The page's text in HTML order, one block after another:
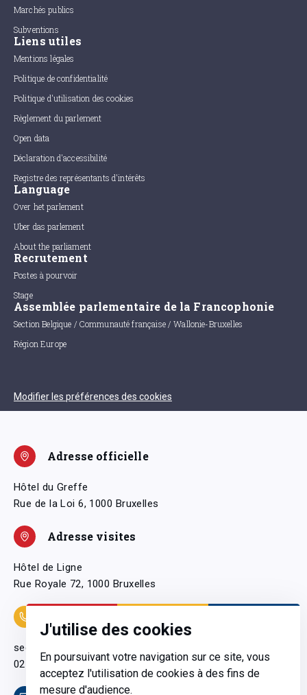
J'utilise des cookies
En poursuivant votre navigation sur ce site, vous
acceptez l'utilisation de cookies à des fins de
mesure d'audience.
Marchés publics
Subventions
Liens utiles
Mentions légales
Politique de confidentialité
Politique d'utilisation des cookies
Règlement du parlement
Open data
Déclaration d'accessibilité
Registre des représentants d'intérêts
Language
Over het parlement
Uber das parlement
About the parliament
Recrutement
Postes à pourvoir
Stage
Assemblée parlementaire de la Francophonie
Section Belgique / Communauté française / Wallonie-Bruxelles
Région Europe
Modifier les préférences des cookies
Adresse officielle
Hôtel du Greffe
Rue de la Loi 6, 1000 Bruxelles
Adresse visites
Hôtel de Ligne
Rue Royale 72, 1000 Bruxelles
secretariatgeneral@pfwb.be
02 506 38 11